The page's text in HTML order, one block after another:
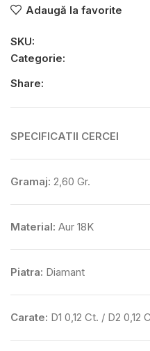
Adaugă la favorite
SKU:
Categorie:
Share:
SPECIFICATII CERCEI
Gramaj: 2,60 Gr.
Material: Aur 18K
Piatra: Diamant
Carate: D1 0,12 Ct. / D2 0,12